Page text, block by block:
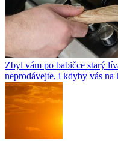
Zbyl vám po babičce starý
neprodávejte, i kdyby vás na